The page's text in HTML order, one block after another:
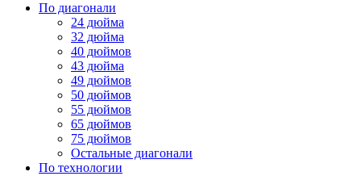
По диагонали
24 дюйма
32 дюйма
40 дюймов
43 дюйма
49 дюймов
50 дюймов
55 дюймов
65 дюймов
75 дюймов
Остальные диагонали
По технологии